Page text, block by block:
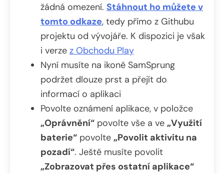
žádná omezení. Stáhnout ho můžete v
tomto odkaze, tedy přímo z Githubu
projektu od vývojáře. K dispozici je však
i verze z Obchodu Play
Nyní musíte na ikoně SamSprung
podržet dlouze prst a přejít do
informací o aplikaci
Povolte oznámení aplikace, v položce
„Oprávnění“ povolte vše a ve „Využití
baterie“ povolte „Povolit aktivitu na
pozadí“. Ještě musíte povolit
„Zobrazovat přes ostatní aplikace“